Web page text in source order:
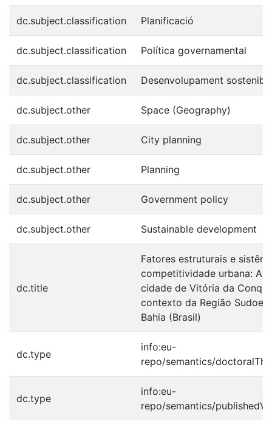
dc.subject.classification Planificació
dc.subject.classification Política governamental
dc.subject.classification Desenvolupament
dc.subject.other Space (Geography)
dc.subject.other City planning
dc.subject.other Planning
dc.subject.other Government policy
dc.subject.other Sustainable development
dc.title
Fatores estruturais e
competitividade urbana:
cidade de Vitória da
contexto da Região
Bahia (Brasil)
dc.type
info:eu-
repo/semantics/
dc.type
info:eu-
repo/semantics/